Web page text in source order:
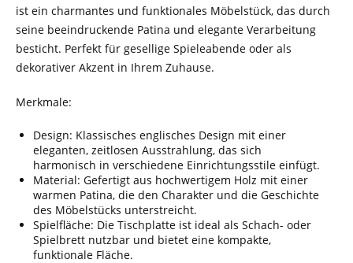
ist ein charmantes und funktionales Möbelstück, das durch
seine beeindruckende Patina und elegante Verarbeitung
besticht. Perfekt für gesellige Spieleabende oder als
dekorativer Akzent in Ihrem Zuhause.
Merkmale:
Design: Klassisches englisches Design mit einer
eleganten, zeitlosen Ausstrahlung, das sich
harmonisch in verschiedene Einrichtungsstile einfügt.
Material: Gefertigt aus hochwertigem Holz mit einer
warmen Patina, die den Charakter und die Geschichte
des Möbelstücks unterstreicht.
Spielfläche: Die Tischplatte ist ideal als Schach- oder
Spielbrett nutzbar und bietet eine kompakte,
funktionale Fläche.